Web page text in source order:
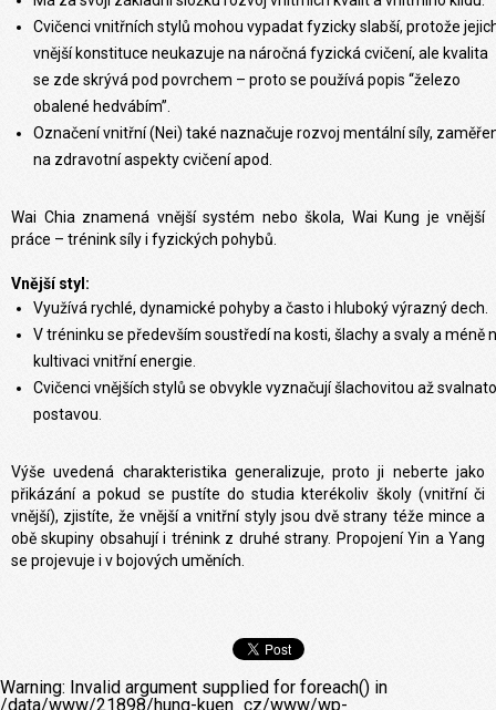
Cvičenci vnitřních stylů mohou vypadat fyzicky slabší, protože
vnější konstituce neukazuje na náročná fyzická cvičení, ale kvalita
se zde skrývá pod povrchem – proto se používá popis “železo
obalené hedvábím”.
Označení vnitřní (Nei) také naznačuje rozvoj mentální síly,
na zdravotní aspekty cvičení apod.
Wai Chia znamená vnější systém nebo škola, Wai Kung je vnější
práce – trénink síly i fyzických pohybů.
Vnější styl:
Využívá rychlé, dynamické pohyby a často i hluboký výrazný dech.
V tréninku se především soustředí na kosti, šlachy a svaly a méně
kultivaci vnitřní energie.
Cvičenci vnějších stylů se obvykle vyznačují šlachovitou až
postavou.
Výše uvedená charakteristika generalizuje, proto ji neberte jako
přikázání a pokud se pustíte do studia kterékoliv školy (vnitřní či
vnější), zjistíte, že vnější a vnitřní styly jsou dvě strany téže mince a
obě skupiny obsahují i trénink z druhé strany. Propojení Yin a Yang
se projevuje i v bojových uměních.
Warning: Invalid argument supplied for foreach() in
/data/www/21898/hung-kuen_cz/www/wp-